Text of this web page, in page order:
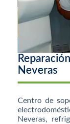
Neveras
Centro de
Neveras,